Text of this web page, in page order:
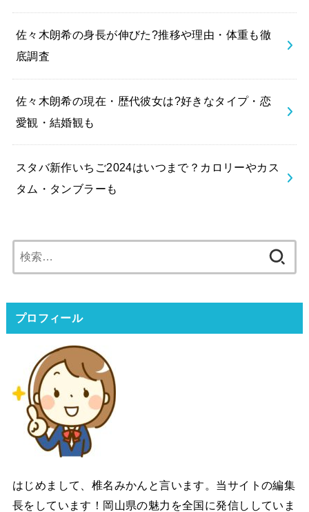
佐々木朗希の身長が伸びた?推移や理由・体重も徹
底調査
佐々木朗希の現在・歴代彼女は?好きなタイプ・恋
愛観・結婚観も
スタバ新作いちご2024はいつまで？カロリーやカス
タム・タンブラーも
索:
プロフィール
はじめまして、椎名みかんと言います。当サイトの編集
長をしています！岡山県の魅力を全国に発信ししていま